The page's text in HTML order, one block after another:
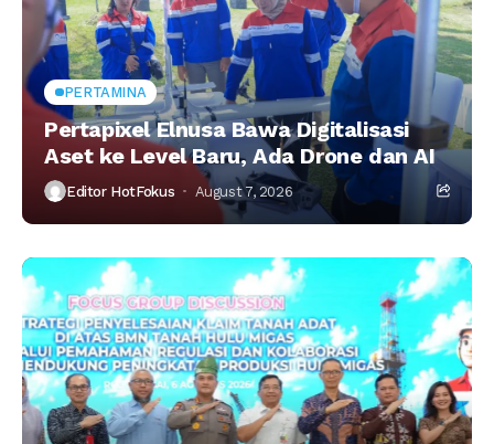
PERTAMINA
Pertapixel Elnusa Bawa Digitalisasi
Aset ke Level Baru, Ada Drone dan AI
Editor HotFokus August 7, 2026